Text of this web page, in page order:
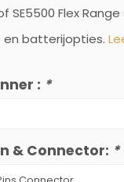
SE5500 Flex
en batterijopties.
: *
& Connector: *